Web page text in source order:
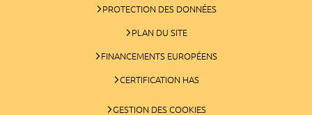
PROTECTION DES DONNÉES
PLAN DU SITE
FINANCEMENTS EUROPÉENS
CERTIFICATION HAS
GESTION DES COOKIES